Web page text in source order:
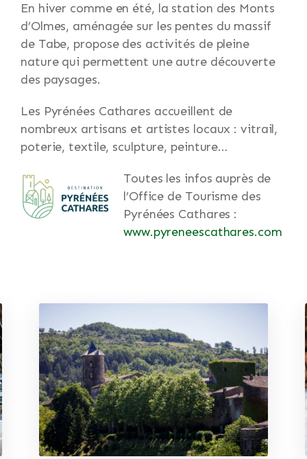
En hiver comme en été, la station des Monts
d’Olmes, aménagée sur les pentes du massif
de Tabe, propose des activités de pleine
nature qui permettent une autre découverte
des paysages.
Les Pyrénées Cathares accueillent de
nombreux artisans et artistes locaux : vitrail,
poterie, textile, sculpture, peinture…
Toutes les infos auprès de
l’Office de Tourisme des
Pyrénées Cathares :
www.pyreneescathares.com